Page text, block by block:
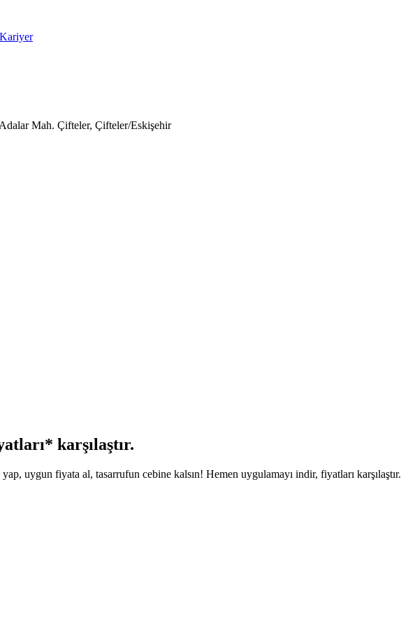
Kariyer
Mah. Çifteler, Çifteler/Eskişehir
karşılaştır.
uygun fiyata al, tasarrufun cebine kalsın! Hemen uygulamayı indir, fiyatları karşılaştır.